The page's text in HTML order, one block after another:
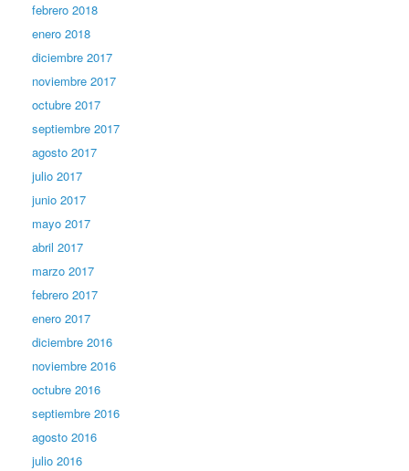
febrero 2018
enero 2018
diciembre 2017
noviembre 2017
octubre 2017
septiembre 2017
agosto 2017
julio 2017
junio 2017
mayo 2017
abril 2017
marzo 2017
febrero 2017
enero 2017
diciembre 2016
noviembre 2016
octubre 2016
septiembre 2016
agosto 2016
julio 2016